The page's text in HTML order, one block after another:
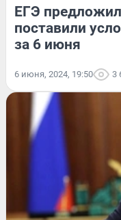
ЕГЭ
поставили
за 6 июня
6 июня, 2024, 19:50 3